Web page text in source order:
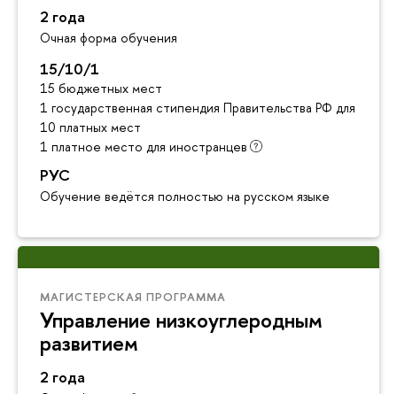
2 года
Очная форма обучения
15/10/1
15 бюджетных мест
1 государственная стипендия Правительства РФ для
10 платных мест
1 платное место для иностранце
РУС
Обучение ведётся полностью на русском языке
МАГИСТЕРСКАЯ ПРОГРАММА
Управление низкоуглеродным
развитием
2 года